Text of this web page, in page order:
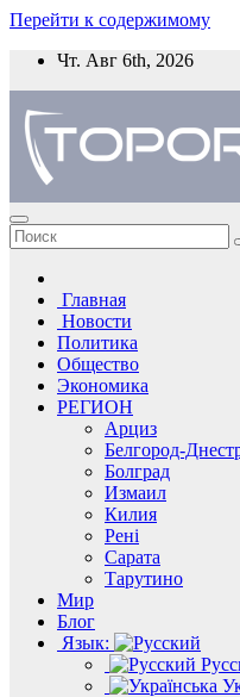
Перейти к содержимому
Чт. Авг 6th, 2026
Главная
Новости
Политика
Общество
Экономика
РЕГИОН
Арциз
Белгород-
Болград
Измаил
Килия
Рені
Сарата
Тарутино
Мир
Блог
Язык: